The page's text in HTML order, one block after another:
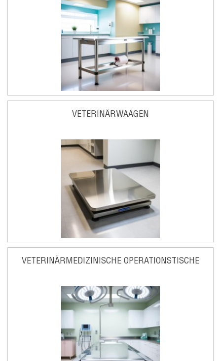
VETERINÄRWAAGEN
VETERINÄRMEDIZINISCHE OPERATIONSTISCHE